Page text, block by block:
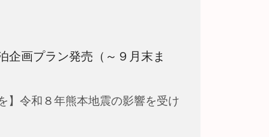
画プラン発売（～９月末ま
】令和８年熊本地震の影響を受け